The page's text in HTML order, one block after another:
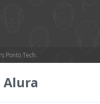
Ponto Tech.
Alura